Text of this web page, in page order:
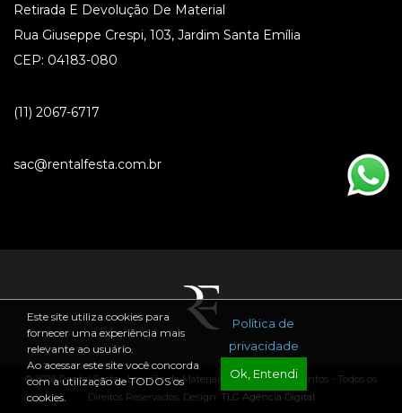
Retirada E Devolução De Material
Rua Giuseppe Crespi, 103, Jardim Santa Emília
CEP: 04183-080
(11) 2067-6717
sac@rentalfesta.com.br
® 2026 Rental Festa - Locação de Materiais para Festas e Eventos - Todos os
Direitos Reservados. Design: TLG Agência Digital
Este site utiliza cookies para
fornecer uma experiência mais
relevante ao usuário.
Ao acessar este site você concorda
com a utilização de TODOS os
cookies.
Política de
privacidade
Ok, Entendi